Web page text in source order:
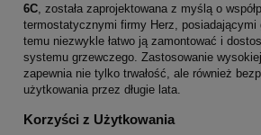
6C , została zaprojektowana z myślą o
termostatycznymi firmy Herz, posiadającymi
temu niezwykle łatwo ją zamontować i
systemu grzewczego. Zastosowanie
zapewnia nie tylko trwałość, ale również
użytkowania przez długie lata.
Korzyści z Użytkowania